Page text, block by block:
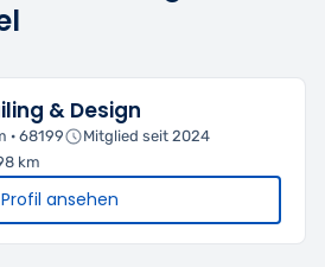
& Design
· 68199
Mitglied seit 2024
km
Profil ansehen